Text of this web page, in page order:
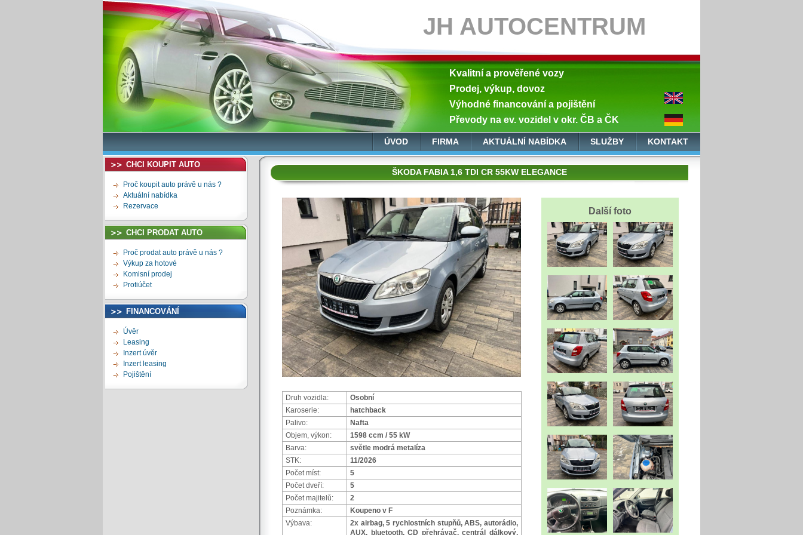
JH AUTOCENTRUM
Kvalitní a prověřené vozy
Prodej, výkup, dovoz
Výhodné financování a pojištění
Převody na ev. vozidel v okr. ČB a ČK
ÚVOD FIRMA AKTUÁLNÍ NABÍDKA SLUŽBY KONTAKT
CHCI KOUPIT AUTO
Proč koupit auto právě u nás ?
Aktuální nabídka
Rezervace
CHCI PRODAT AUTO
Proč prodat auto právě u nás ?
Výkup za hotové
Komisní prodej
Protiúčet
FINANCOVÁNÍ
Úvěr
Leasing
Inzert úvěr
Inzert leasing
Pojištění
ŠKODA FABIA 1,6 TDI CR 55KW ELEGANCE
Další foto
Druh vozidla:
Osobní
Karoserie:
hatchback
Palivo:
Nafta
Objem, výkon:
1598 ccm / 55 kW
Barva:
světle modrá metalíza
STK:
11/2026
Počet míst:
5
Počet dveří:
5
Počet majitelů:
2
Poznámka:
Koupeno v F
Výbava:
2x airbag, 5 rychlostních stupňů, ABS, autorádio,
AUX, bluetooth, CD přehrávač, centrál dálkový,